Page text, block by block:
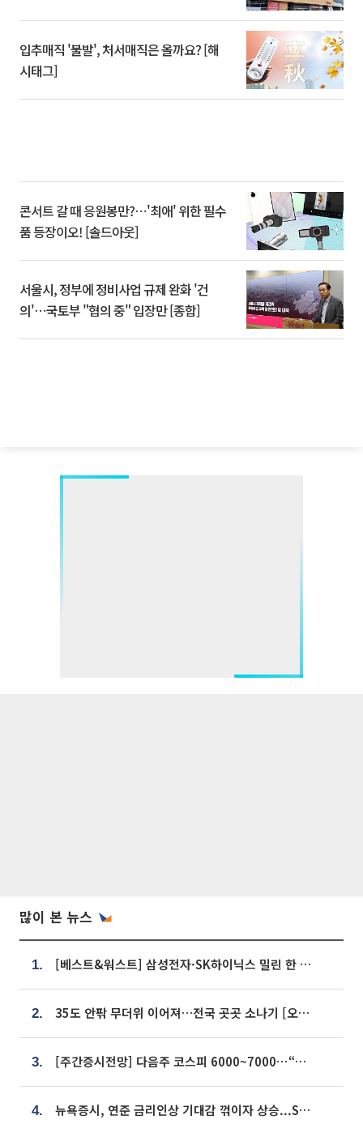
입추매직 '불발', 처서매직은 올까요? [해
시태그]
콘서트 갈 때 응원봉만?⋯'최애' 위한 필수
품 등장이오! [솔드아웃]
서울시, 정부에 정비사업 규제 완화 '건
의'⋯국토부 "협의 중" 입장만 [종합]
많이 본 뉴스
1. [베스트&워스트] 삼성전자·SK하이닉스 밀린 한 주…상상인증권은 85% 급등
2. 35도 안팎 무더위 이어져…전국 곳곳 소나기 [오늘 날씨]
3. [주간증시전망] 다음주 코스피 6000~7000⋯“外人 수급은 정책이 변수”
4. 뉴욕증시, 연준 금리인상 기대감 꺾이자 상승...S&P500 사상 최고치 [종합]